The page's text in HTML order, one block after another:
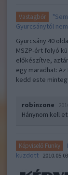
Vastagbőr
Gyurcsánytól
Gyurcsány 40
MSZP-ért folyó
előkészítve,
egy maradhat:
kedd este
robinzone
Hánynom kell
Képviselő Funky
küzdött